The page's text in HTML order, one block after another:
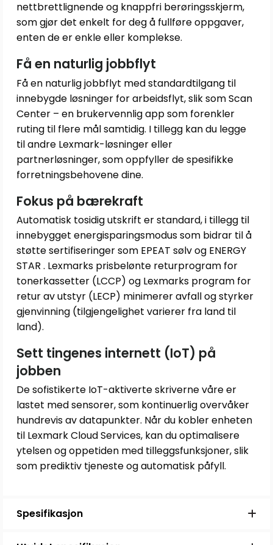
nettbrettlignende og knappfri berøringsskjerm,
som gjør det enkelt for deg å fullføre oppgaver,
enten de er enkle eller komplekse.
Få en naturlig jobbflyt
Få en naturlig jobbflyt med standardtilgang til
innebygde løsninger for arbeidsflyt, slik som Scan
Center – en brukervennlig app som forenkler
ruting til flere mål samtidig. I tillegg kan du legge
til andre Lexmark-løsninger eller
partnerløsninger, som oppfyller de spesifikke
forretningsbehovene dine.
Fokus på bærekraft
Automatisk tosidig utskrift er standard, i tillegg til
innebygget energisparingsmodus som bidrar til å
støtte sertifiseringer som EPEAT sølv og ENERGY
STAR . Lexmarks prisbelønte returprogram for
tonerkassetter (LCCP) og Lexmarks program for
retur av utstyr (LECP) minimerer avfall og styrker
gjenvinning (tilgjengelighet varierer fra land til
land).
Sett tingenes internett (IoT) på
jobben
De sofistikerte IoT-aktiverte skriverne våre er
lastet med sensorer, som kontinuerlig overvåker
hundrevis av datapunkter. Når du kobler enheten
til Lexmark Cloud Services, kan du optimalisere
ytelsen og oppetiden med tilleggsfunksjoner, slik
som prediktiv tjeneste og automatisk påfyll.
Spesifikasjon